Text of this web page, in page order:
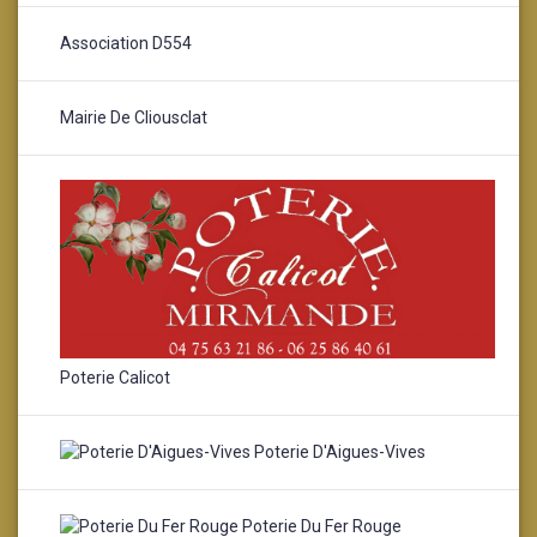
Association D554
Mairie De Cliousclat
Poterie Calicot
Poterie D'Aigues-Vives
Poterie Du Fer Rouge